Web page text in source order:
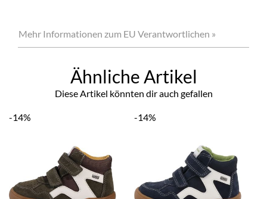
Mehr Informationen zum EU Verantwortlichen »
Ähnliche Artikel
Diese Artikel könnten dir auch gefallen
-14% -14%